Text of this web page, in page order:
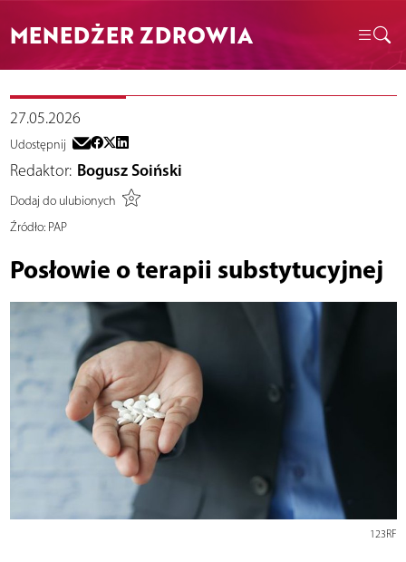
MENEDŻER ZDROWIA
27.05.2026
Udostępnij
Redaktor: Bogusz Soiński
Dodaj do ulubionych
Źródło:PAP
Posłowie o terapii substytucyjnej
123RF